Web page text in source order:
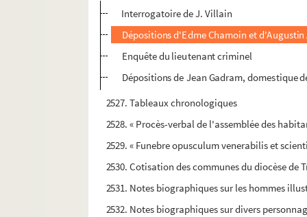
Interrogatoire de J. Villain
Dépositions d'Edme Chamoin et d'Augustin
Enquête du lieutenant criminel
Dépositions de Jean Gadram, domestique
2527. Tableaux chronologiques
2528. « Procès-verbal de l'assemblée des
2529. « Funebre opusculum venerabilis et
2530. Cotisation des communes du diocèse
2531. Notes biographiques sur les hommes
2532. Notes biographiques sur divers